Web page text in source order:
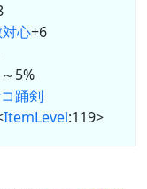
心+6
5%
コ踊剣
ItemLevel:119>